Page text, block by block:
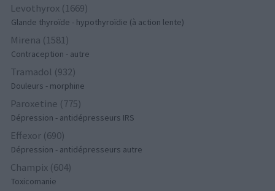
Levothyrox (1669)
Glande thyroïde - hypothyroïdie (à action lente)
Mirena (1581)
Contraception - autre
Tramadol (932)
Douleurs - morphine
Paroxetine (775)
Dépression - antidépresseurs IRS
Effexor (690)
Dépression - antidépresseurs autre
Champix (604)
Toxicomanie